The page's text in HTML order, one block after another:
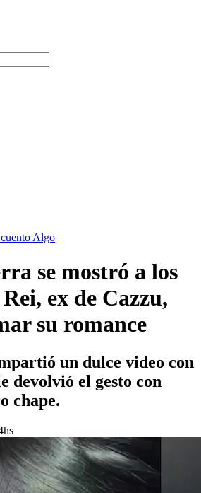
Algo
se mostró a los
ex de Cazzu,
su romance
un dulce video con
devolvió el gesto con
chape.